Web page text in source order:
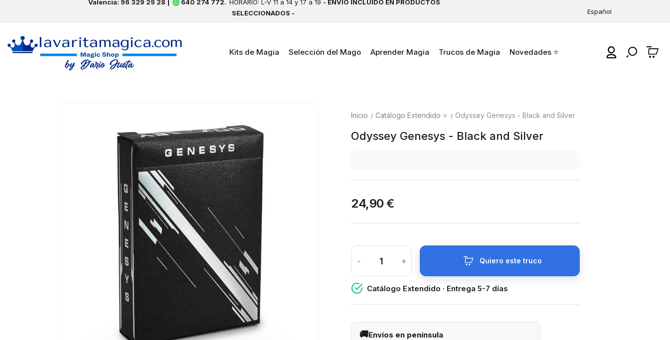
Español
Valencia: 96 329 29 28 | 640 274 772. HORARIO: L-V 11 a 14 y 17 a 19 - ENVÍO INCLUIDO EN PRODUCTOS
SELECCIONADOS -
Kits de Magia Selección del Mago Aprender Magia Trucos de Magia Novedades ⭐
Inicio Catálogo Extendido ⭐ Odyssey Genesys - Black and Silver
Odyssey Genesys - Black and Silver
24,90 €
- + Quiero este truco
Catálogo Extendido · Entrega 5-7 días
Envíos en península